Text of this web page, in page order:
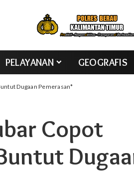
PELAYANAN GEOGRAFIS
Dugaan Pemerasan*
Copot